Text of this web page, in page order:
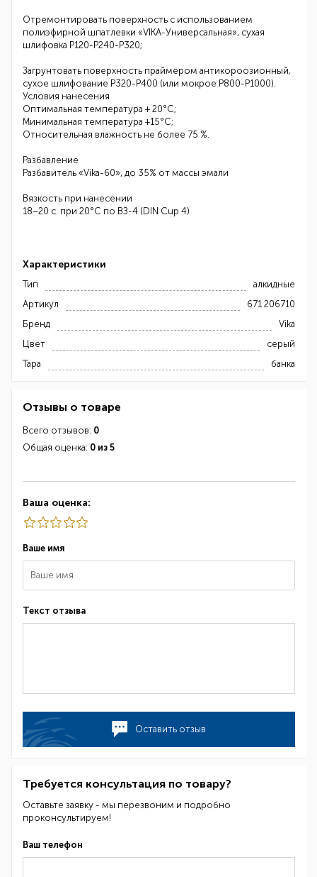
Отремонтировать поверхность с использованием
полиэфирной шпатлевки «VIKA-Универсальная», сухая
шлифовка Р120-Р240-Р320;
Загрунтовать поверхность праймером антикороозионный,
сухое шлифование Р320-Р400 (или мокрое Р800-Р1000).
Условия нанесения
Оптимальная температура + 20°С;
Минимальная температура +15°С;
Относительная влажность не более 75 %.
Разбавление
Разбавитель «Vika-60», до 35% от массы эмали
Вязкость при нанесении
18–20 с. при 20°С по ВЗ-4 (DIN Cup 4)
Характеристики
Тип
алкидные
Артикул
671 206710
Бренд
Vika
Цвет
серый
Тара
банка
Отзывы о товаре
Всего отзывов: 0
Общая оценка: 0 из 5
Ваша оценка:
Ваше имя
Текст отзыва
Оставить отзыв
Требуется консультация по товару?
Оставьте заявку - мы перезвоним и подробно
проконсультируем!
Ваш телефон